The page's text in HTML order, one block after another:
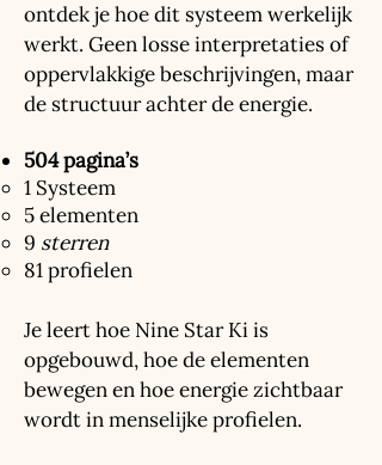
ontdek je hoe dit systeem werkelijk
werkt. Geen losse interpretaties of
oppervlakkige beschrijvingen, maar
de structuur achter de energie.
504 pagina’s
1 Systeem
5 elementen
9 sterren
81 profielen
Je leert hoe Nine Star Ki is
opgebouwd, hoe de elementen
bewegen en hoe energie zichtbaar
wordt in menselijke profielen.